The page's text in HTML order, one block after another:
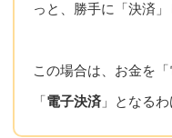
っと、勝手に「決済」
この場合は、お金を
「電子決済 」となるわ